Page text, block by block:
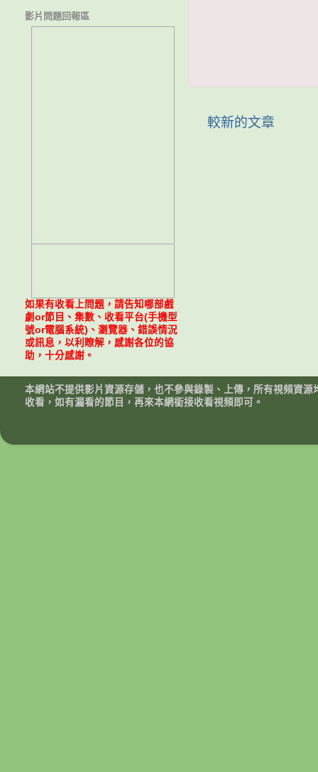
較新的文章
影片問題回報區
如果有收看上問題，請告知哪部戲
劇or節目、集數、收看平台(手機型
號or電腦系統)、瀏覽器、錯誤情況
或訊息，以利瞭解，感謝各位的協
助，十分感謝。
本網站不提供影片資源存儲，也不參與錄製、上傳，所有視頻資
收看，如有漏看的節目，再來本網銜接收看視頻即可。